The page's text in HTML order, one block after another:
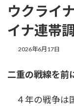
ウクライ
イナ連帯
2026年6月17日
二重の戦線を前
４年の戦争は